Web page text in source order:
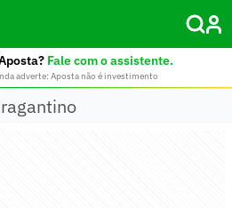
Fale com o assistente.
adverte: Aposta não é investimento